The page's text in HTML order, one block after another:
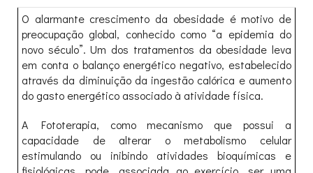
O alarmante crescimento da obesidade é motivo de
preocupação global, conhecido como “a epidemia do
novo século”. Um dos tratamentos da obesidade leva
em conta o balanço energético negativo, estabelecido
através da diminuição da ingestão calórica e aumento
do gasto energético associado à atividade física.
A Fototerapia, como mecanismo que possui a
capacidade de alterar o metabolismo celular
estimulando ou inibindo atividades bioquímicas e